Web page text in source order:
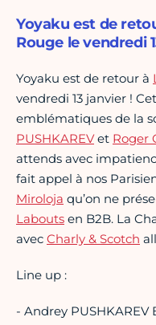
Yoyaku est de
Rouge le vendredi
Yoyaku est de retour à
vendredi 13 janvier !
emblématiques de la
PUSHKAREVet Roger
attends avec
fait appel à nos
Miroloja qu’on ne
Labouts en B2B. La
avec Charly & Scotch
Line up :
- Andrey PUSHKAREV